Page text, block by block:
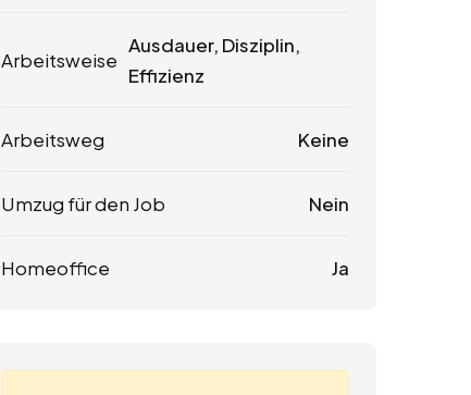
Arbeitsweise
Ausdauer, Disziplin,
Effizienz
Arbeitsweg Keine
Umzug für den Job Nein
Homeoffice Ja